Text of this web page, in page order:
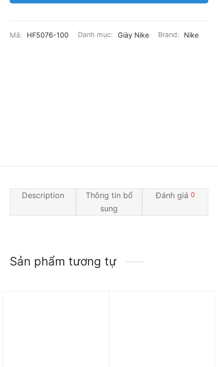
Mã: HF5076-100 Danh mục: Giày Nike Brand: Nike
Description
Thông tin bổ
sung
Đánh giá 0
Sản phẩm tương tự